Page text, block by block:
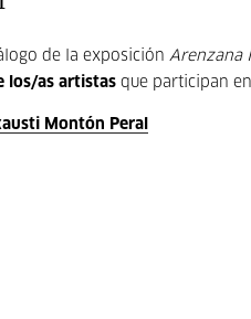
de la exposición Arenzana
los/as artistas que participan
Montón Peral